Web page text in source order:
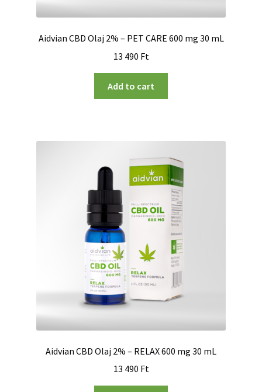
Aidvian CBD Olaj 2% – PET CARE 600 mg 30 mL
13 490 Ft
Add to cart
Aidvian CBD Olaj 2% – RELAX 600 mg 30 mL
13 490 Ft